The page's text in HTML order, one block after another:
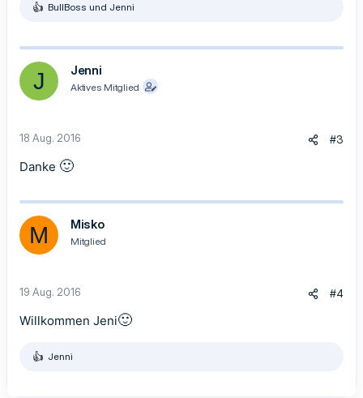
R
k
t
o
n
:
BullBoss und Jenni
J Jenni
Aktives Mitglied
18 Aug. 2016 #3
Danke 🙂
M Misko
Mitglied
19 Aug. 2016 #4
Willkommen Jeni🙂
R
Jenni